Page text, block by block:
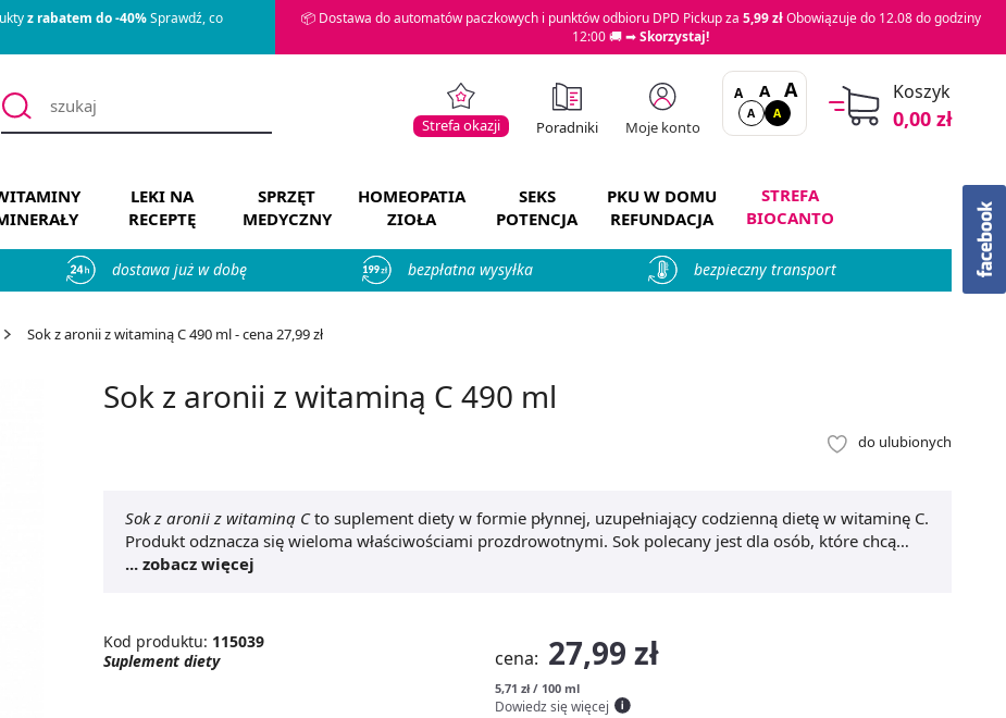
z rabatem do -40%Sprawdź, co
📦 Dostawa do automatów paczkowych i punktów odbioru DPD Pickup za 5,99 złObowiązuje do 12.08 do godziny
12:00 🚚 ➡Skorzystaj!
Strefa okazji Poradniki Moje konto
A A A
A A
Koszyk
0,00 zł
LEKI NA
RECEPTĘ
SPRZĘT
MEDYCZNY
HOMEOPATIA
ZIOŁA
SEKS
POTENCJA
PKU W DOMU
REFUNDACJA
STREFA
BIOCANTO
dostawa już w dobę bezpłatna wysyłka bezpieczny transport
Sok z aronii z witaminą C 490 ml - cena 27,99 zł
Sok z aronii z witaminą C 490 ml
do ulubionych
Sok z aronii z witaminą Cto suplement diety w formie płynnej, uzupełniający codzienną dietę w witaminę C.
Produkt odznacza się wieloma właściwościami prozdrowotnymi. Sok polecany jest dla osób, które chcą
zadbać o swoją odporność oraz zmniejszyć uczucie zmęczenia.
... zobacz więcej
Kod produktu: 115039
Suplement diety
cena: 27,99 zł
5,71 zł / 100 ml
Dowiedz się więcej